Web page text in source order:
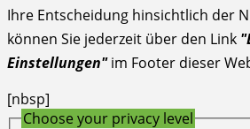
Ihre Entscheidung hinsichtlich der
können Sie jederzeit über den Link
Einstellungen"im Footer dieser
[nbsp]
Choose your privacy level